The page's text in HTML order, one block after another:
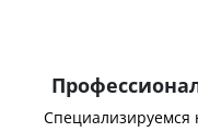
Специализируемся